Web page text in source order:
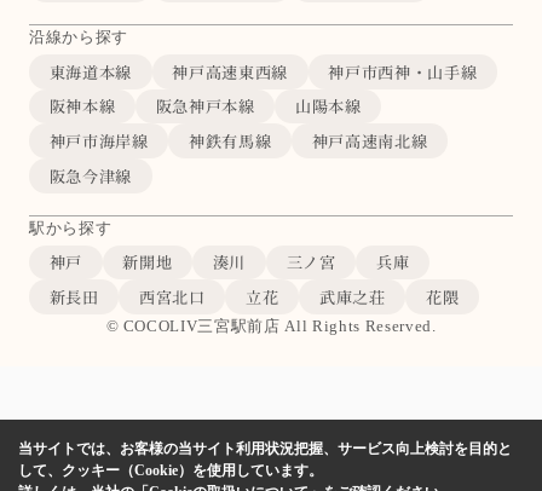
沿線から探す
東海道本線 神戸高速東西線
神戸市西神・山手線
阪神本線
阪急神戸本線
山陽本線
神戸市海岸線
神鉄有馬線
神戸高速南北線
阪急今津線
駅から探す
神戸 新開地 湊川 三ノ宮
兵庫
新長田
西宮北口 立花 武庫之荘 花隈
© COCOLIV三宮駅前店 All Rights Reserved.
当サイトでは、お客様の当サイト利用状況把握、サービス向上検討を目的と
して、クッキー（Cookie）を使用しています。